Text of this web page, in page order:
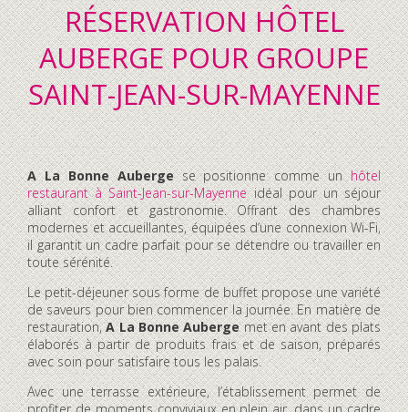
RÉSERVATION HÔTEL
AUBERGE POUR GROUPE
SAINT-JEAN-SUR-MAYENNE
A La Bonne Aubergese positionne comme unhôtel
restaurant à Saint-Jean-sur-Mayenneidéal pour un séjour
alliant confort et gastronomie. Offrant des chambres
modernes et accueillantes, équipées d’une connexion Wi-Fi,
il garantit un cadre parfait pour se détendre ou travailler en
toute sérénité.
Le petit-déjeuner sous forme de buffet propose une variété
de saveurs pour bien commencer la journée. En matière de
restauration,A La Bonne Aubergemet en avant des plats
élaborés à partir de produits frais et de saison, préparés
avec soin pour satisfaire tous les palais.
Avec une terrasse extérieure, l’établissement permet de